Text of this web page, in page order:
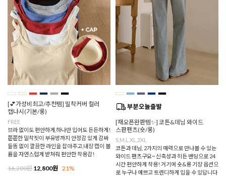
[💕가성비최고/추천템] 밀착커버 컬러
캡나시(기본/롱)
FREE
브라 없이도 편안하게,하나만 입어도 든든하게!
쫀쫀한 밀착핏이 부유방까지 안정감 있게 감싸
들뜸 없이 깔끔한 라인을 잡아주고,내장 캡이 볼
륨을 자연스럽게 받쳐줘 편안한 착용감!
16,200원 12,800원 21%
[재오픈완판템✨] 코튼&데님 와이드
스판팬츠(숏/롱)
S,M,L,XL,2XL
코튼과 데님, 2가지의 매력으로 만나볼 수 있는
와이드 팬츠구요~ 신축성과 히든 밴딩으로 24
시간 편안하게 착용! 거기에 숏&롱 기장 옵션으
로 누구나 예쁘고 트렌디하게 입을 수 있답니다